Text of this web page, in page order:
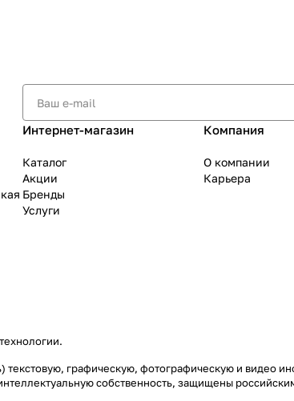
Интернет-магазин
Каталог
Акции
Бренды
Услуги
Компания
О компании
Карьера
.
текстовую, графическую, фотографическую и
собственность, защищены